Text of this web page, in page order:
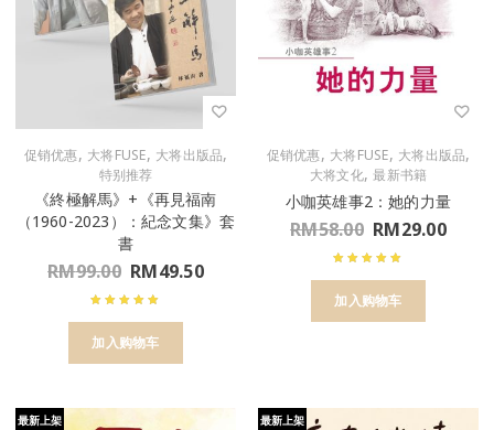
促销优惠, 大将FUSE, 大将出版品,
特别推荐
《終極解馬》+《再見福南
（1960-2023）：紀念文集》套
書
RM99.00 RM49.50
加入购物车
促销优惠, 大将FUSE, 大将出版品,
大将文化,最新书籍
小咖英雄事2：她的力量
RM58.00 RM29.00
加入购物车
最新上架 最新上架